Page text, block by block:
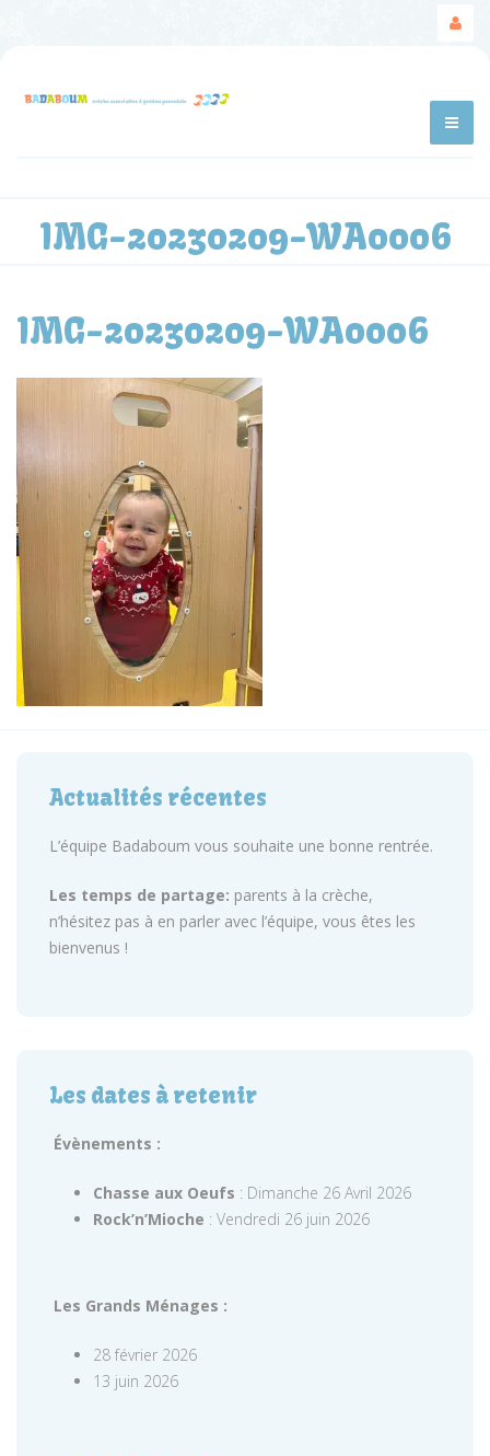
IMG-20230209-WA0006
IMG-20230209-WA0006
Actualités récentes
L’équipe Badaboum vous souhaite une bonne rentrée.
Les temps de partage: parents à la crèche,
n’hésitez pas à en parler avec l’équipe, vous êtes les
bienvenus !
Les dates à retenir
Évènements :
Chasse aux Oeufs : Dimanche 26 Avril 2026
Rock’n’Mioche : Vendredi 26 juin 2026
Les Grands Ménages :
28 février 2026
13 juin 2026